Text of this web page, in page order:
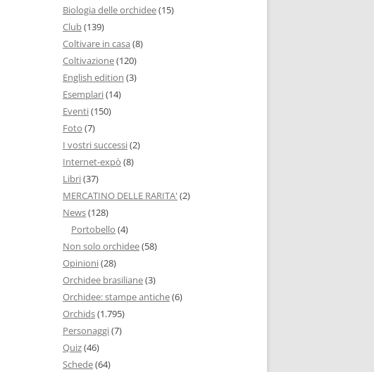
Biologia delle orchidee(15)
Club(139)
Coltivare in casa (8)
Coltivazione(120)
English edition (3)
Esemplari(14)
Eventi(150)
Foto (7)
I vostri successi(2)
Internet-expò (8)
Libri(37)
MERCATINO DELLE RARITA' (2)
News(128)
Portobello (4)
Non solo orchidee(58)
Opinioni(28)
Orchidee brasiliane(3)
Orchidee: stampe antiche(6)
Orchids(1.795)
Personaggi(7)
Quiz(46)
Schede(64)